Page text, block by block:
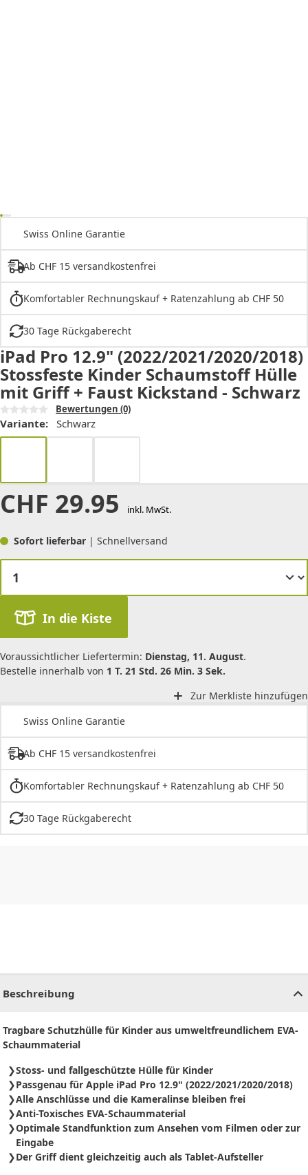
Swiss Online Garantie
Ab CHF 15 versandkostenfrei
Komfortabler Rechnungskauf + Ratenzahlung ab CHF 50
30 Tage Rückgaberecht
iPad Pro 12.9" (2022/2021/2020/2018)
Stossfeste Kinder Schaumstoff Hülle
mit Griff + Faust Kickstand - Schwarz
Bewertungen (0)
Variante: Schwarz
CHF 29.95 inkl. MwSt.
Sofort lieferbar | Schnellversand
In die Kiste
Voraussichtlicher Liefertermin: Dienstag, 11. August.
Bestelle innerhalb von 1 T. 21 Std. 26 Min. 3 Sek.
Zur Merkliste hinzufügen
Swiss Online Garantie
Ab CHF 15 versandkostenfrei
Komfortabler Rechnungskauf + Ratenzahlung ab CHF 50
30 Tage Rückgaberecht
Beschreibung
Tragbare Schutzhülle für Kinder aus umweltfreundlichem EVA-
Schaummaterial
Stoss- und fallgeschützte Hülle für Kinder
Passgenau für Apple iPad Pro 12.9" (2022/2021/2020/2018)
Alle Anschlüsse und die Kameralinse bleiben frei
Anti-Toxisches EVA-Schaummaterial
Optimale Standfunktion zum Ansehen vom Filmen oder zur
Eingabe
Der Griff dient gleichzeitig auch als Tablet-Aufsteller